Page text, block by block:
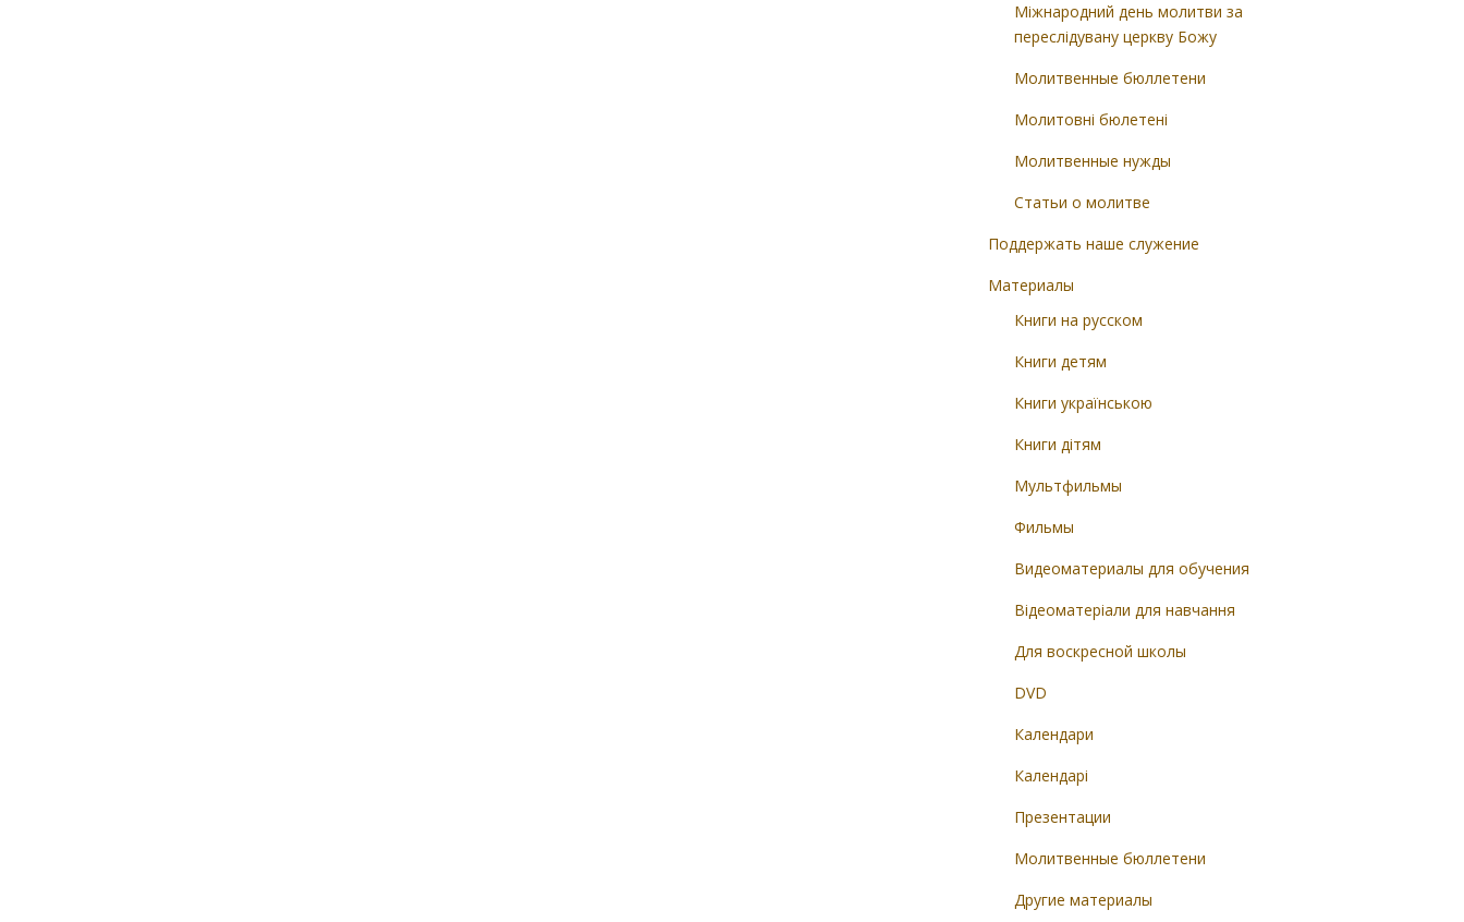
Міжнародний день молитви за
переслідувану церкву Божу
Молитвенные бюллетени
Молитовні бюлетені
Молитвенные нужды
Статьи о молитве
Поддержать наше служение
Материалы
Книги на русском
Книги детям
Книги українською
Книги дітям
Мультфильмы
Фильмы
Видеоматериалы для обучения
Відеоматеріали для навчання
Для воскресной школы
DVD
Календари
Календарі
Презентации
Молитвенные бюллетени
Другие материалы